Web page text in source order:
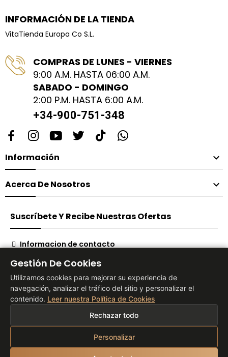
INFORMACIÓN DE LA TIENDA
VitaTienda Europa Co S.L.
COMPRAS DE LUNES - VIERNES
9:00 A.M. HASTA 06:00 A.M.
SABADO - DOMINGO
2:00 P.M. HASTA 6:00 A.M.
+34-900-751-348
Información 
Acerca De Nosotros 
Suscríbete Y Recibe Nuestras Ofertas
Informacion de contacto
® 2026 Vita Tienda Europa Co, S.L
Gestión De Cookies
Utilizamos cookies para mejorar su experiencia de
navegación, analizar el tráfico del sitio y personalizar el
contenido. Leer nuestra Política de Cookies
Rechazar todo
Personalizar